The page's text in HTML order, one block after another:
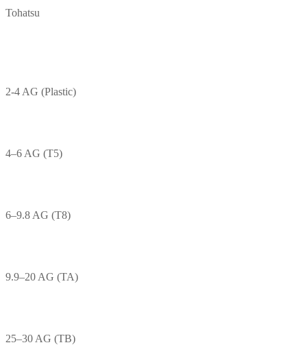
Tohatsu
2-4 AG (Plastic)
4–6 AG (T5)
6–9.8 AG (T8)
9.9–20 AG (TA)
25–30 AG (TB)